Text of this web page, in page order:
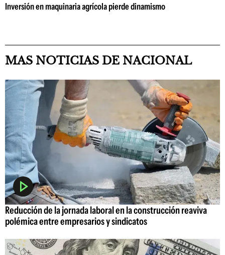
Inversión en maquinaria agrícola pierde dinamismo
MAS NOTICIAS DE NACIONAL
Reducción de la jornada laboral en la construcción reaviva
polémica entre empresarios y sindicatos